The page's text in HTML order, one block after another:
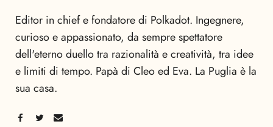
Editor in chief e fondatore di Polkadot. Ingegnere,
curioso e appassionato, da sempre spettatore
dell'eterno duello tra razionalità e creatività, tra idee
e limiti di tempo. Papà di Cleo ed Eva. La Puglia è la
sua casa.